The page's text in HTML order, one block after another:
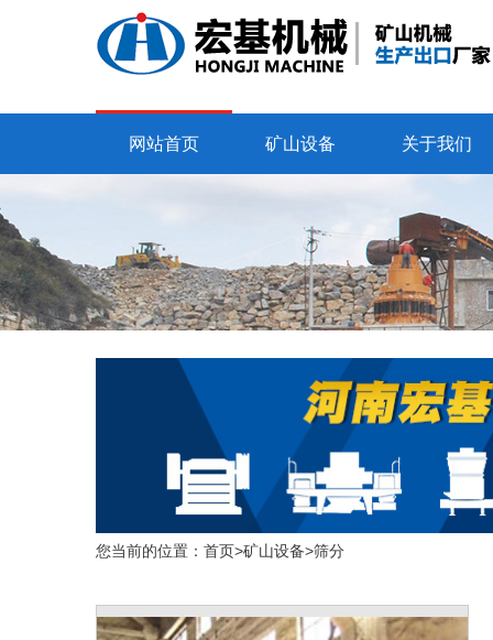
网站首页 矿山设备 关于我们
您当前的位置： 首页>矿山设备>筛分